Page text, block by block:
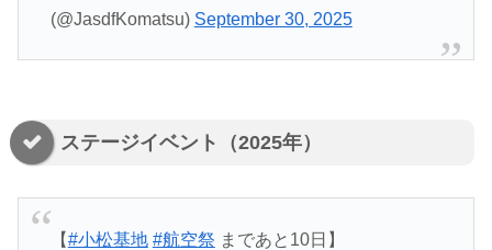
(@JasdfKomatsu) September 30, 2025
ステージイベント（2025年）
【#小松基地 #航空祭 まであと10日】